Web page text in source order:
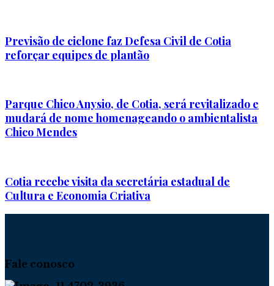
Previsão de ciclone faz Defesa Civil de Cotia
reforçar equipes de plantão
Parque Chico Anysio, de Cotia, será revitalizado e
mudará de nome homenageando o ambientalista
Chico Mendes
Cotia recebe visita da secretária estadual de
Cultura e Economia Criativa
Fale conosco